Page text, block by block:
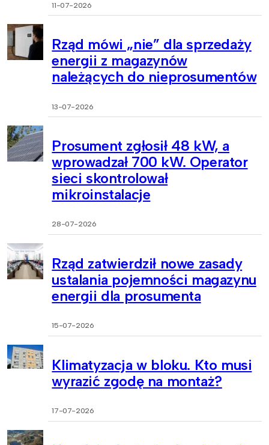
11-07-2026
Rząd mówi „nie” dla sprzedaży
energii z magazynów
należących do nieprosumentów
13-07-2026
Prosument zgłosił 48 kW, a
wprowadzał 700 kW. Operator
sieci skontrolował
mikroinstalacje
28-07-2026
Rząd zatwierdził nowe zasady
ustalania pojemności magazynu
energii dla prosumenta
15-07-2026
Klimatyzacja w bloku. Kto musi
wyrazić zgodę na montaż?
17-07-2026